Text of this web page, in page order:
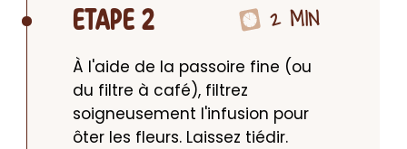
ETAPE 2 2 MIN
À l'aide de la passoire fine (ou
du filtre à café), filtrez
soigneusement l'infusion pour
ôter les fleurs. Laissez tiédir.